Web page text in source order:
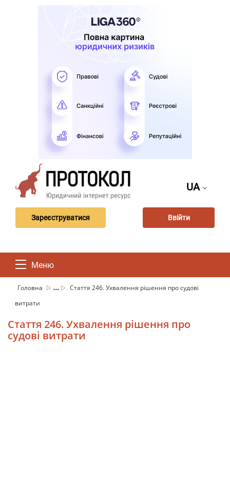
UA
Зареєструватися Ввійти
Меню
Головна ...
Стаття 246. Ухвалення рішення про судові
витрати
Стаття 246. Ухвалення рішення про
судові витрати